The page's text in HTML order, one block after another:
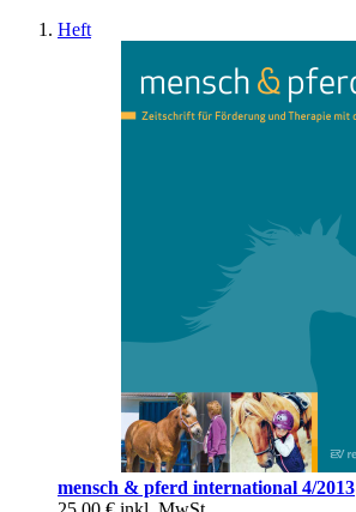
Heft
mensch & pferd international 4/2013